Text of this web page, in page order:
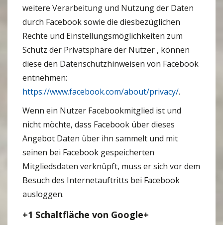
weitere Verarbeitung und Nutzung der Daten
durch Facebook sowie die diesbezüglichen
Rechte und Einstellungsmöglichkeiten zum
Schutz der Privatsphäre der Nutzer , können
diese den Datenschutzhinweisen von Facebook
entnehmen:
https://www.facebook.com/about/privacy/.
Wenn ein Nutzer Facebookmitglied ist und
nicht möchte, dass Facebook über dieses
Angebot Daten über ihn sammelt und mit
seinen bei Facebook gespeicherten
Mitgliedsdaten verknüpft, muss er sich vor dem
Besuch des Internetauftritts bei Facebook
ausloggen.
+1 Schaltfläche von Google+